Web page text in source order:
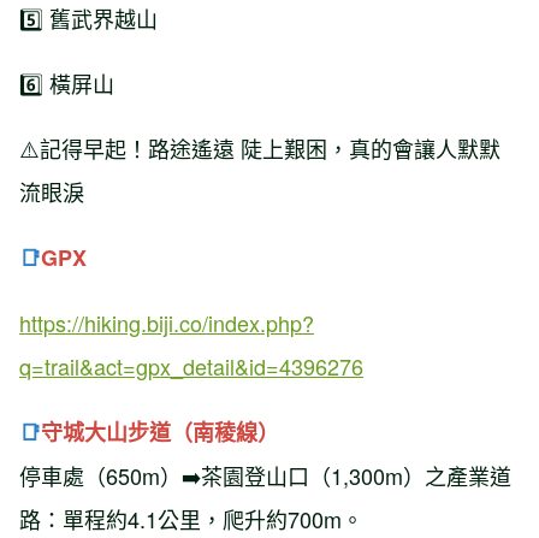
5️⃣ 舊武界越山
6️⃣ 橫屏山
⚠️記得早起！路途遙遠 陡上艱困，真的會讓人默默
流眼淚 ⠀
📑GPX
https://hiking.biji.co/index.php?
q=trail&act=gpx_detail&id=4396276
📑守城大山步道（南稜線）
停車處（650m）➡️茶園登山口（1,300m）之產業道
路：單程約4.1公里，爬升約700m。